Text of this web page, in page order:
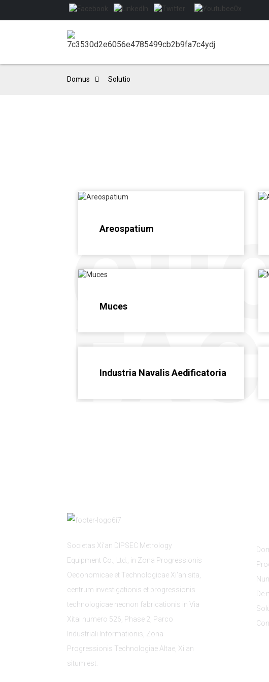
Domus Solutio
Areospatium
Muces
Industria Navalis Aedificatoria
Societas Xi'an DIPSEC Metrology
Equipment Co., Ltd., in Zona Progressionis
Oeconomicae et Technologicae Xi'an sita,
centrum investigationis et progressionis
technologicae necnon fabricationis in Via
Xitai numero 526, Phase 2, Parco
Industriali Informationis, Zona
Progressionis Technologiae Altae, Xi'an
situm est.
De